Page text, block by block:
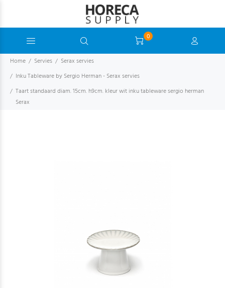
0
Home Servies
Serax servies
Inku Tableware by Sergio Herman - Serax servies
Taart standaard diam. 15cm. h9cm. kleur wit inku tableware sergio herman
Serax